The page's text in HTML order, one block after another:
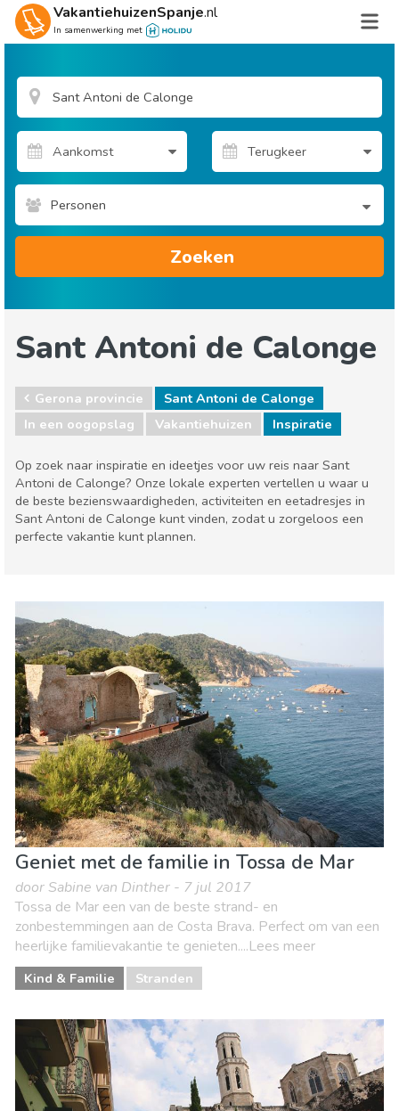
VakantiehuizenSpanje.nl
In samenwerking met
Personen
Zoeken
Sant Antoni de Calonge
Gerona provincie
Sant Antoni de Calonge
In een oogopslag
Vakantiehuizen Inspiratie
Op zoek naar inspiratie en ideetjes voor uw reis naar Sant
Antoni de Calonge? Onze lokale experten vertellen u waar u
de beste bezienswaardigheden, activiteiten en eetadresjes in
Sant Antoni de Calonge kunt vinden, zodat u zorgeloos een
perfecte vakantie kunt plannen.
Eten & Restaurants
Lokale evenementen
Museum & Kunst
Natuur & buitenactiviteiten
Sport & avontuur
Stranden
Waar verblijven
Geniet met de familie in Tossa de Mar
door Sabine van Dinther - 7 jul 2017
Tossa de Mar een van de beste strand- en
zonbestemmingen aan de Costa Brava. Perfect om van een
heerlijke familievakantie te genieten....Lees meer
Kind & Familie Stranden